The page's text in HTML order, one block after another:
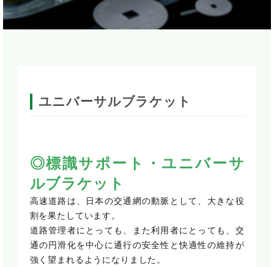
ユニバーサルブラケット
◎標識サポート・ユニバーサ
ルブラケット
高速道路は、日本の交通網の動脈として、大きな役
割を果たしています。
道路管理者にとっても、また利用者にとっても、交
通の円滑化を中心に通行の安全性と快適性の維持が
強く望まれるようになりました。